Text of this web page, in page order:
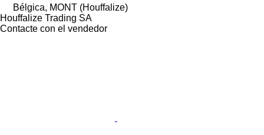
Bélgica, MONT (Houffalize)
Houffalize Trading SA
Contacte con el vendedor